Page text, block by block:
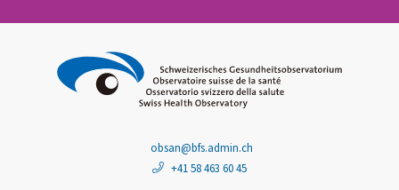
obsan@bfs.admin.ch
+41 58 463 60 45